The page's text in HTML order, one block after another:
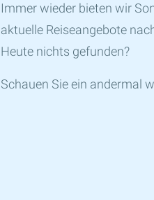
Immer wieder bieten wir
aktuelle Reiseangebote
Heute nichts gefunden?
Schauen Sie ein andermal